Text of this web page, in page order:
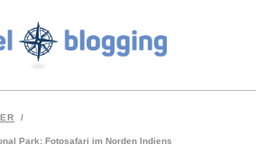
/
Park: Fotosafari im Norden Indiens